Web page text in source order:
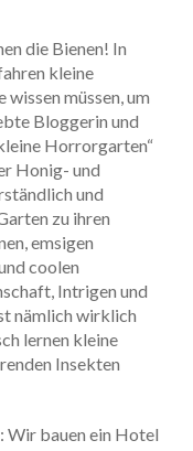
die Bienen! In
kleine
wissen müssen, um
Bloggerin und
Horrorgarten“
Honig- und
und
zu ihren
emsigen
coolen
Intrigen und
nämlich wirklich
lernen kleine
Insekten
Wir bauen ein Hotel